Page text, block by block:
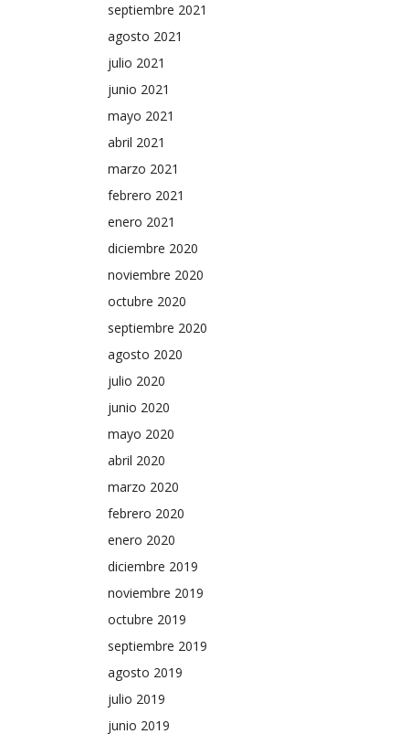
septiembre 2021
agosto 2021
julio 2021
junio 2021
mayo 2021
abril 2021
marzo 2021
febrero 2021
enero 2021
diciembre 2020
noviembre 2020
octubre 2020
septiembre 2020
agosto 2020
julio 2020
junio 2020
mayo 2020
abril 2020
marzo 2020
febrero 2020
enero 2020
diciembre 2019
noviembre 2019
octubre 2019
septiembre 2019
agosto 2019
julio 2019
junio 2019